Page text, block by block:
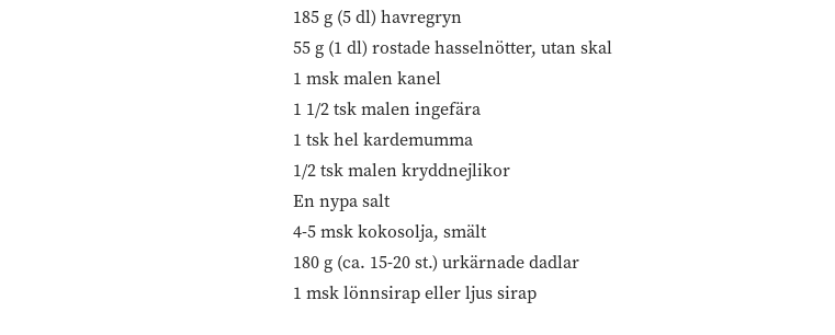
185 g (5 dl) havregryn
55 g (1 dl) rostade hasselnötter, utan skal
1 msk malen kanel
1 1/2 tsk malen ingefära
1 tsk hel kardemumma
1/2 tsk malen kryddnejlikor
En nypa salt
4-5 msk kokosolja, smält
180 g (ca. 15-20 st.) urkärnade dadlar
1 msk lönnsirap eller ljus sirap